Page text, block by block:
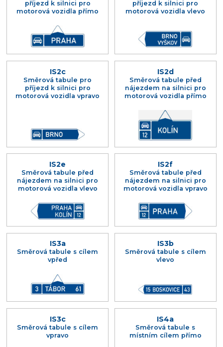
příjezd k silnici pro
motorová vozidla přímo
příjezd k silnici pro
motorová vozidla vlevo
IS2c
Směrová tabule pro
příjezd k silnici pro
motorová vozidla vpravo
IS2d
Směrová tabule před
nájezdem na silnici pro
motorová vozidla přímo
IS2e
Směrová tabule před
nájezdem na silnici pro
motorová vozidla vlevo
IS2f
Směrová tabule před
nájezdem na silnici pro
motorová vozidla vpravo
IS3a
Směrová tabule s cílem
vpřed
IS3b
Směrová tabule s cílem
vlevo
IS3c
Směrová tabule s cílem
vpravo
IS4a
Směrová tabule s
místním cílem přímo